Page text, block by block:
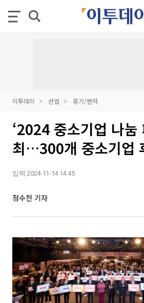
이투데이 산업 중기/벤처
‘2024 중소기업 나눔
최…300개 중소기업
입력 2024-11-14 14:45
정수천 기자